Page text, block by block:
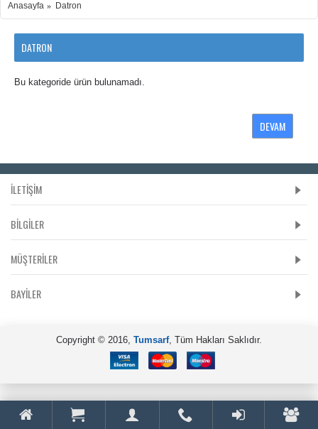
Anasayfa Datron
DATRON
Bu kategoride ürün bulunamadı.
DEVAM
İLETİŞİM
BILGILER
MÜŞTERILER
BAYILER
Copyright © 2016, Tumsarf, Tüm Hakları Saklıdır.